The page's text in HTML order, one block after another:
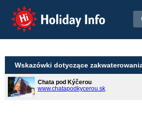
Holiday Info
Wskazówki dotyczące
Chata pod Kýčerou
www.chatapodkycerou.sk